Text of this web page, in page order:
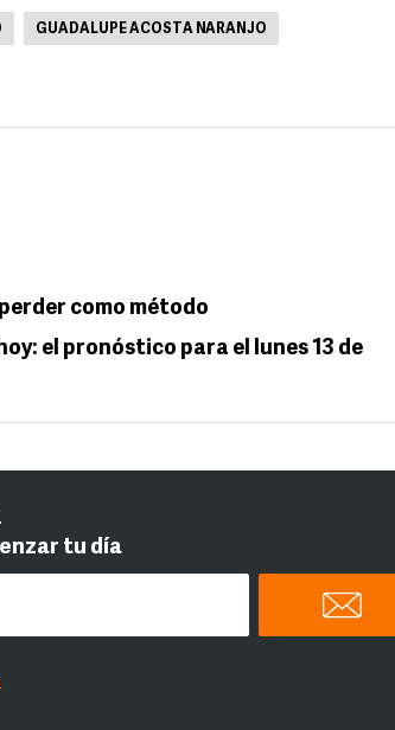
GUADALUPE ACOSTA NARANJO
como método
el pronóstico para el lunes 13 de
tu día